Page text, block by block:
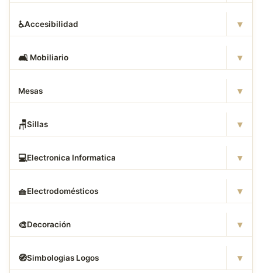
♿Accesibilidad ▾
🛋 ️ Mobiliario ▾
Mesas ▾
🪑Sillas ▾
💻Electronica Informatica ▾
🧺Electrodomésticos ▾
🎨Decoración ▾
🧭Simbologias Logos ▾